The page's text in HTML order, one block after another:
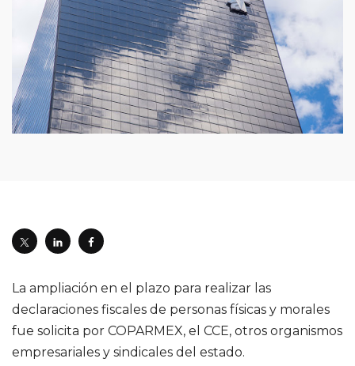
La ampliación en el plazo para realizar las
declaraciones fiscales de personas físicas y morales
fue solicita por COPARMEX, el CCE, otros organismos
empresariales y sindicales del estado.